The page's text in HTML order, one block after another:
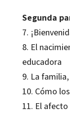
Segunda
7.
8. El
educadora
9. La
10. Cómo
11. El